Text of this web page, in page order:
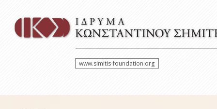
www.simitis-foundation.org